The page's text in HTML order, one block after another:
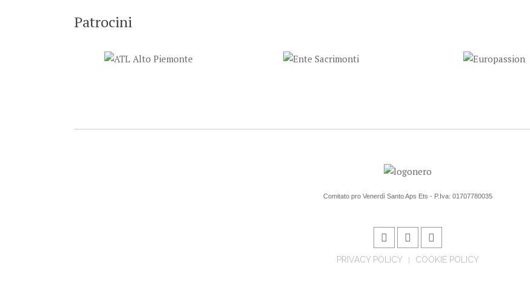
Patrocini
Comitato pro Venerdì Santo Aps Ets - P.Iva: 01707780035
PRIVACY POLICY COOKIE POLICY